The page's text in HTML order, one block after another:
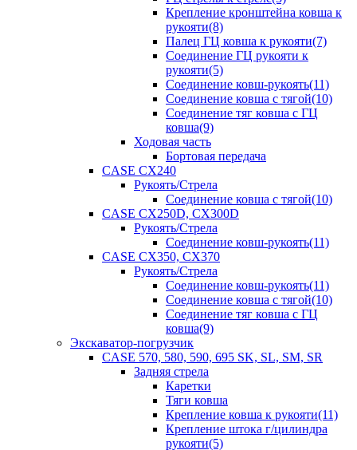
Крепление кронштейна ковша к
рукояти(8)
Палец ГЦ ковша к рукояти(7)
Соединение ГЦ рукояти к
рукояти(5)
Соединение ковш-рукоять(11)
Соединение ковша с тягой(10)
Соединение тяг ковша с ГЦ
ковша(9)
Ходовая часть
Бортовая передача
CASE CX240
Рукоять/Стрела
Соединение ковша с тягой(10)
CASE CX250D, CX300D
Рукоять/Стрела
Соединение ковш-рукоять(11)
CASE CX350, CX370
Рукоять/Стрела
Соединение ковш-рукоять(11)
Соединение ковша с тягой(10)
Соединение тяг ковша с ГЦ
ковша(9)
Экскаватор-погрузчик
CASE 570, 580, 590, 695 SK, SL, SM, SR
Задняя стрела
Каретки
Тяги ковша
Крепление ковша к рукояти(11)
Крепление штока г/цилиндра
рукояти(5)